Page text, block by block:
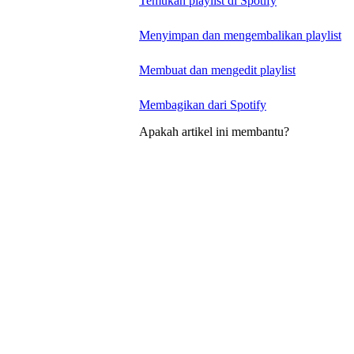
Menyimpan dan mengembalikan playlist
Membuat dan mengedit playlist
Membagikan dari Spotify
Apakah artikel ini membantu?